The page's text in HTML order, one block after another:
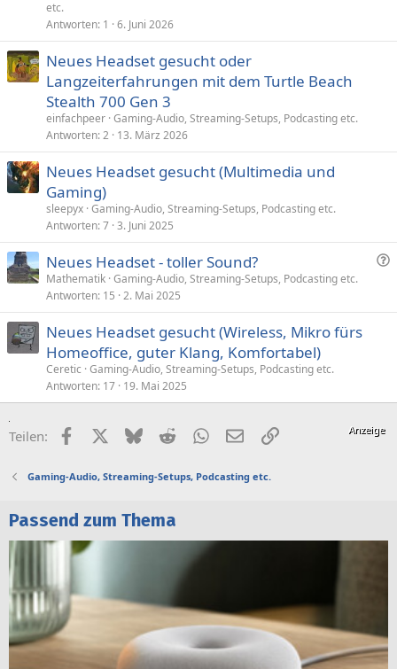
etc.
Antworten 1 6. Juni 2026
Neues Headset gesucht oder
Langzeiterfahrungen mit dem Turtle Beach
Stealth 700 Gen 3
einfachpeer Gaming-Audio, Streaming-Setups, Podcasting etc.
Antworten 2 13. März 2026
Neues Headset gesucht (Multimedia und
Gaming)
sleepyx Gaming-Audio, Streaming-Setups, Podcasting etc.
Antworten 7 3. Juni 2025
F
g
Neues Headset - toller Sound?
Mathematik Gaming-Audio, Streaming-Setups, Podcasting etc.
Antworten 15 2. Mai 2025
Neues Headset gesucht (Wireless, Mikro fürs
Homeoffice, guter Klang, Komfortabel)
Ceretic Gaming-Audio, Streaming-Setups, Podcasting etc.
Antworten 17 19. Mai 2025
Teilen: FacebookX (Twitter)
BlueskyRedditWhatsApp
E-MailLink
Gaming-Audio, Streaming-Setups, Podcasting etc.
Passend zum Thema